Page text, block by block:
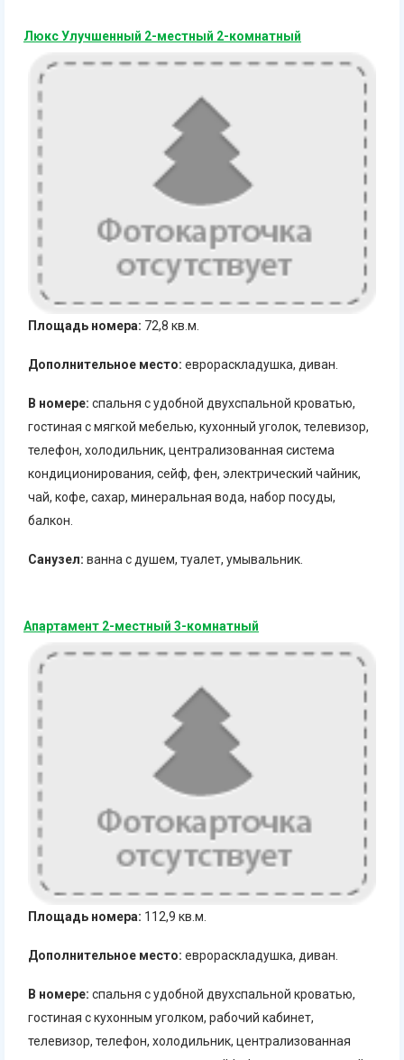
Люкс Улучшенный 2-местный 2-комнатный
Площадь номера: 72,8 кв.м.
Дополнительное место: еврораскладушка, диван.
В номере: спальня с удобной двухспальной кроватью,
гостиная с мягкой мебелью, кухонный уголок, телевизор,
телефон, холодильник, централизованная система
кондиционирования, сейф, фен, электрический чайник,
чай, кофе, сахар, минеральная вода, набор посуды,
балкон.
Санузел: ванна с душем, туалет, умывальник.
Апартамент 2-местный 3-комнатный
Площадь номера: 112,9 кв.м.
Дополнительное место: еврораскладушка, диван.
В номере: спальня с удобной двухспальной кроватью,
гостиная с кухонным уголком, рабочий кабинет,
телевизор, телефон, холодильник, централизованная